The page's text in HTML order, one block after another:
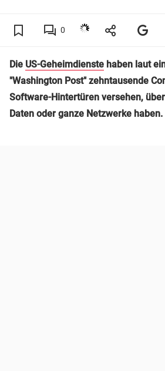
0
Die US-Geheimdienste haben laut
"Washington Post" zehntausende
Software-Hintertüren versehen,
Daten oder ganze Netzwerke haben.